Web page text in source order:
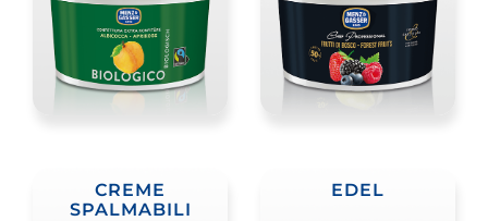
CREME
SPALMABILI
EDEL